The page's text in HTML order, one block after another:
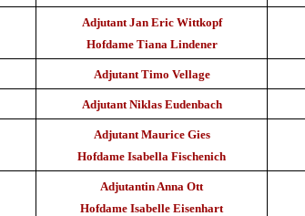
Adjutant Jan Eric Wittkopf
Hofdame Tiana Lindener
Adjutant Timo Vellage
Adjutant Niklas Eudenbach
Adjutant Maurice Gies
Hofdame Isabella Fischenich
Adjutantin Anna Ott
Hofdame Isabelle Eisenhart